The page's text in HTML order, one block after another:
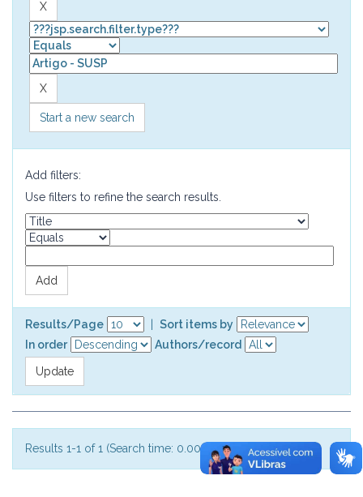
Start a new search
Add filters:
Use filters to refine the search results.
Results/Page
Sort items by
In order
Authors/record
Results 1-1 of 1 (Search time: 0.001 seconds).